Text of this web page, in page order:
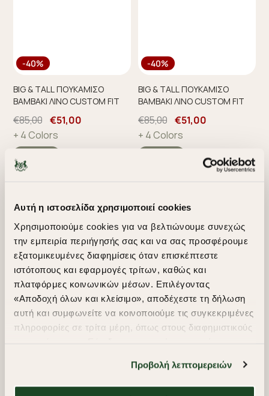
Αυτή η ιστοσελίδα χρησιμοποιεί cookies
Χρησιμοποιούμε cookies για να βελτιώνουμε συνεχώς
την εμπειρία περιήγησής σας και να σας προσφέρουμε
εξατομικευμένες διαφημίσεις όταν επισκέπτεστε
ιστότοπους και εφαρμογές τρίτων, καθώς και
πλατφόρμες κοινωνικών μέσων. Επιλέγοντας
«Αποδοχή όλων και κλείσιμο», αποδέχεστε τη δήλωση
αυτή και συμφωνείτε να κοινοποιούμε τις συγκεκριμένες
πληροφορίες σε τρίτα μέρη, όπως στους διαφημιστικούς
απαιτούμενα cookies» και θα περιοριστούμε
στα cookies και τις τεχνολογίες που είναι απολύτως
Προβολή λεπτομερειών
-40%
BIG & TALL ΠΟΥΚΑΜΙΣΟ
ΒΑΜΒΑΚΙ ΛΙΝΟ CUSTOM FIT
€85,00 €51,00
+ 4 Colors
-40%
BIG & TALL ΠΟΥΚΑΜΙΣΟ
ΒΑΜΒΑΚΙ ΛΙΝΟ CUSTOM FIT
€85,00 €51,00
+ 4 Colors
-40%
+ 4 Colors
-40%
€65,00 €39,00